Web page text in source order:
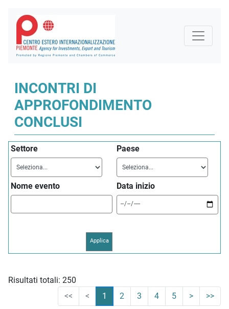
INCONTRI DI
APPROFONDIMENTO
CONCLUSI
Settore Paese
Nome evento Data inizio
Risultati totali: 250
<<
< 1 2 3 4 5 > >>